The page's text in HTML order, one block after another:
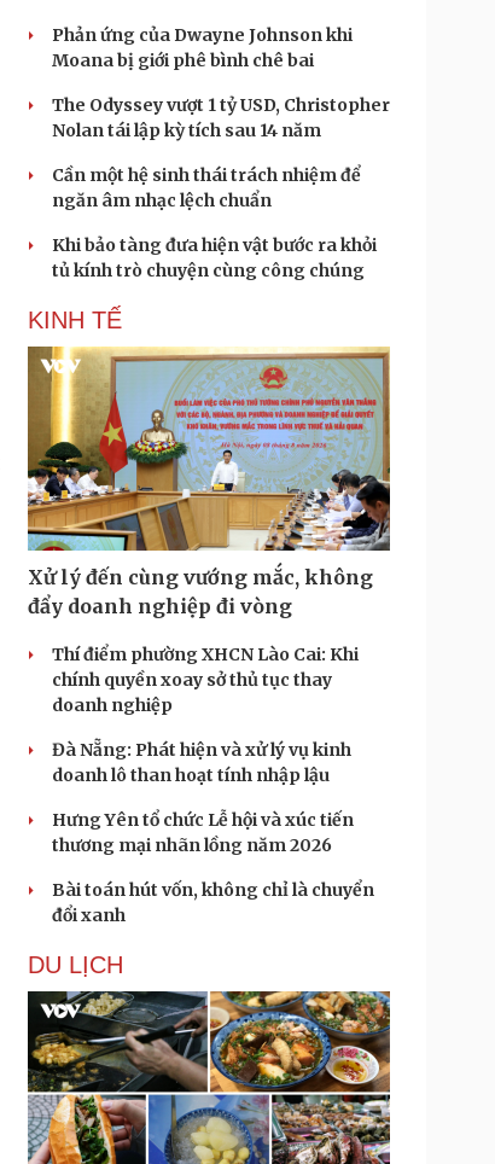
Phản ứng của Dwayne Johnson khi
Moana bị giới phê bình chê bai
The Odyssey vượt 1 tỷ USD, Christopher
Nolan tái lập kỳ tích sau 14 năm
Cần một hệ sinh thái trách nhiệm để
ngăn âm nhạc lệch chuẩn
Khi bảo tàng đưa hiện vật bước ra khỏi
tủ kính trò chuyện cùng công chúng
KINH TẾ
Xử lý đến cùng vướng mắc, không
đẩy doanh nghiệp đi vòng
Thí điểm phường XHCN Lào Cai: Khi
chính quyền xoay sở thủ tục thay
doanh nghiệp
Đà Nẵng: Phát hiện và xử lý vụ kinh
doanh lô than hoạt tính nhập lậu
Hưng Yên tổ chức Lễ hội và xúc tiến
thương mại nhãn lồng năm 2026
Bài toán hút vốn, không chỉ là chuyển
đổi xanh
DU LỊCH